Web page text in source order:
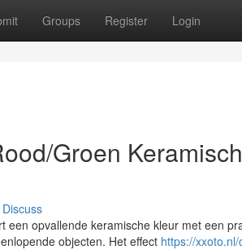
Groups Register Login
Groen
Discuss
een opvallende keramische kleur met een
objecten. Het effect https://